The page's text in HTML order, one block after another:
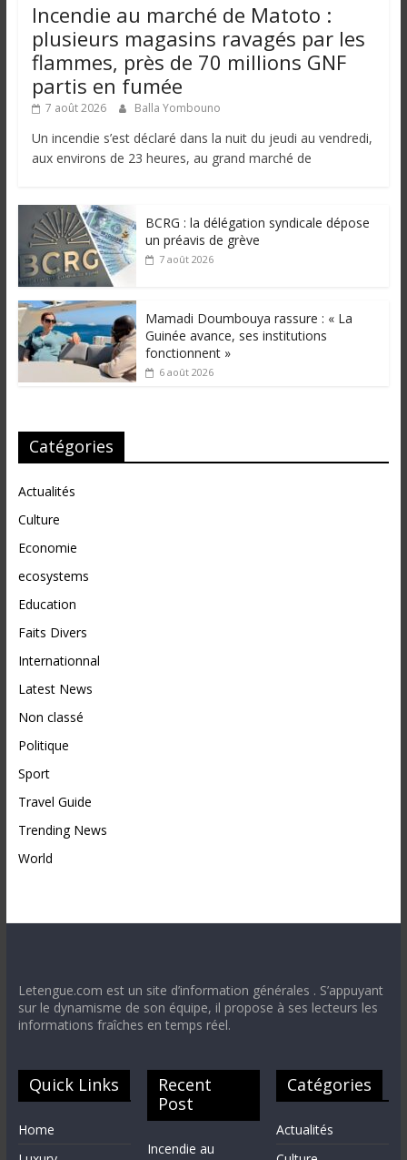
Incendie au marché de Matoto :
plusieurs magasins ravagés par les
flammes, près de 70 millions GNF
partis en fumée
7 août 2026 Balla Yombouno
Un incendie s’est déclaré dans la nuit du jeudi au vendredi,
aux environs de 23 heures, au grand marché de
BCRG : la délégation syndicale dépose
un préavis de grève
7 août 2026
Mamadi Doumbouya rassure : « La
Guinée avance, ses institutions
fonctionnent »
6 août 2026
Catégories
Actualités
Culture
Economie
ecosystems
Education
Faits Divers
Internationnal
Latest News
Non classé
Politique
Sport
Travel Guide
Trending News
World
Letengue.com est un site d’information générales . S’appuyant
sur le dynamisme de son équipe, il propose à ses lecteurs les
informations fraîches en temps réel.
Quick Links
Home
Recent
Post
Incendie au
Catégories
Actualités